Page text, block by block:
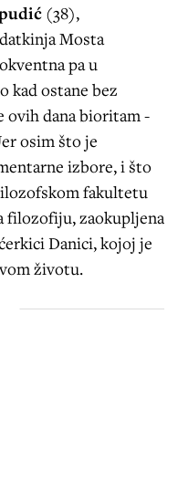
(38),
Mosta
pa u
kad ostane bez
ovih dana bioritam -
osim što je
izbore, i što
fakultetu
filozofiju, zaokupljena
Danici, kojoj je
životu.